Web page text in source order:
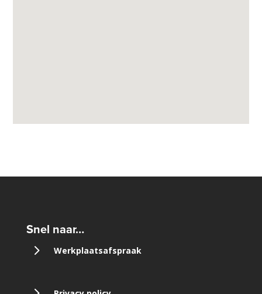
Snel naar…
5 Werkplaatsafspraak